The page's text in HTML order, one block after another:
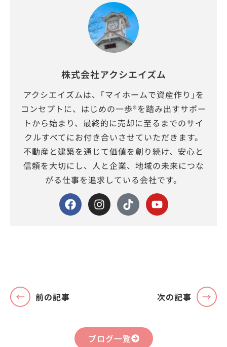
株式会社アクシエイズム
アクシエイズムは、｢マイホームで資産作り｣を
コンセプトに、はじめの一歩®を踏み出すサポー
トから始まり、最終的に売却に至るまでのサイ
クルすべてにお付き合いさせていただきます。
不動産と建築を通じて価値を創り続け、安心と
信頼を大切にし、人と企業、地域の未来につな
がる仕事を追求している会社です。
前の記事 次の記事
ブログ一覧